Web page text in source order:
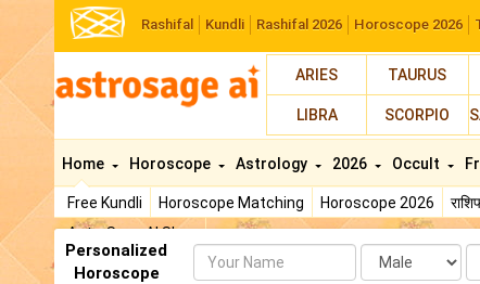
Rashifal Kundli Rashifal 2026 Horoscope 2026
ARIES TAURUS
LIBRA SCORPIO
Home
Free Kundli Horoscope Matching Horoscope 2026
AstroSage AI Shop
Horoscope Astrology 2026 Occult
Personalized
Horoscope
Name